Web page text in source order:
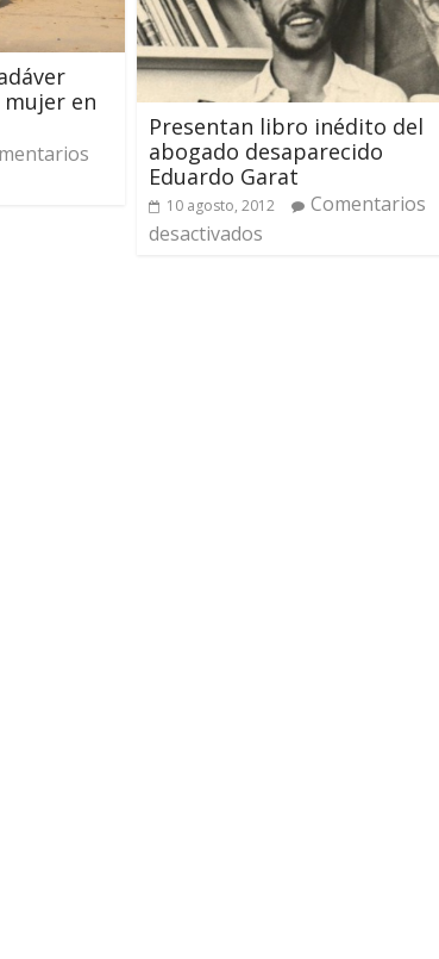
mujer en
Presentan libro inédito del
abogado desaparecido
Eduardo Garat
10 agosto, 2012
Comentarios
desactivados